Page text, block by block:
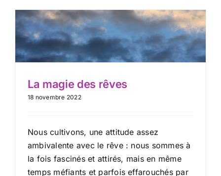
La magie des rêves
18 novembre 2022
Nous cultivons, une attitude assez
ambivalente avec le rêve : nous sommes à
la fois fascinés et attirés, mais en même
temps méfiants et parfois effarouchés par